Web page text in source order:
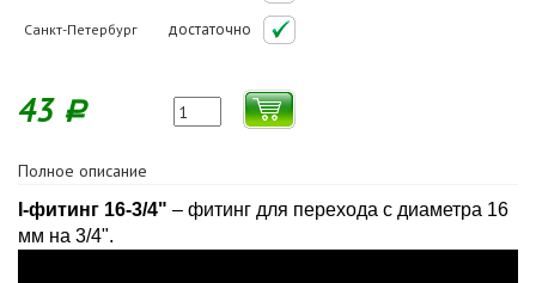
Санкт-Петербург достаточно
43 Р
Полное описание
I-фитинг 16-3/4" – фитинг для перехода с диаметра 16
мм на 3/4".